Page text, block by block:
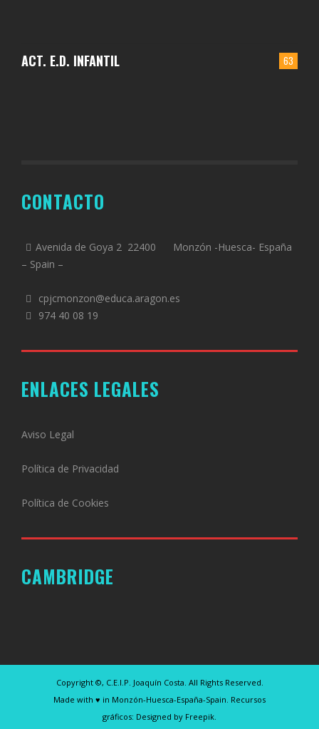
63
ACT. E.D. INFANTIL
CONTACTO
Avenida de Goya 2 22400 Monzón -Huesca- España
– Spain –
cpjcmonzon@educa.aragon.es
974 40 08 19
ENLACES LEGALES
Aviso Legal
Política de Privacidad
Política de Cookies
CAMBRIDGE
Copyright ©, C.E.I.P. Joaquín Costa. All Rights Reserved.
Made with ♥ in Monzón-Huesca-España-Spain. Recursos
gráficos: Designed by Freepik.